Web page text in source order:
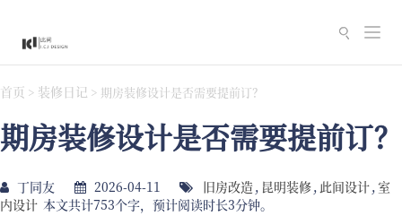
切
换
首页 > 装修日记 > 期房装修设计是否需要提前订？
期房装修设计是否需要提前订？
丁同友 2026-04-11 旧房改造, 昆明装修, 此间设计, 室
内设计 本文共计753个字，预计阅读时长3分钟。